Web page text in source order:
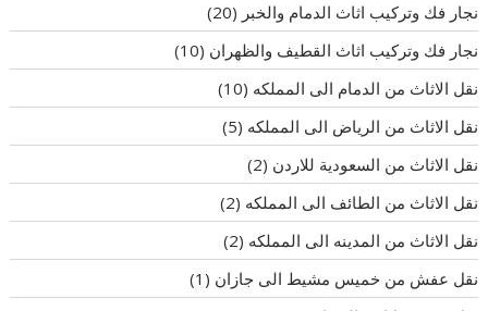
نجار فك وتركيب اثاث الدمام والخبر (20)
نجار فك وتركيب اثاث القطيف والظهران (10)
نقل الاثاث من الدمام الى المملكه (10)
نقل الاثاث من الرياض الى المملكه (5)
نقل الاثاث من السعودية للاردن (2)
نقل الاثاث من الطائف الى المملكه (2)
نقل الاثاث من المدينه الى المملكه (2)
نقل عفش من خميس مشيط الى جازان (1)